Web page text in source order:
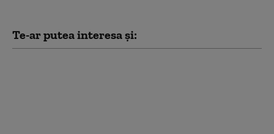
Te-ar putea interesa și: